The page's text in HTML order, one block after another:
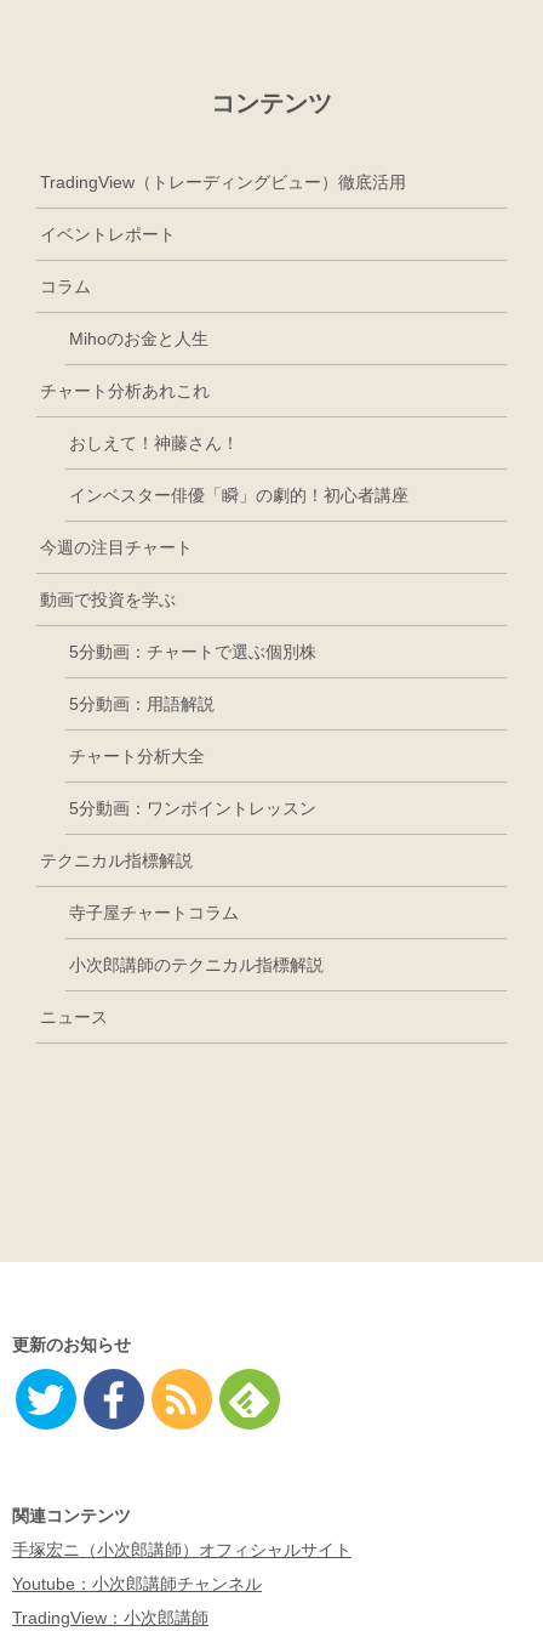
コンテンツ
TradingView（トレーディングビュー）徹底活用
イベントレポート
コラム
Mihoのお金と人生
チャート分析あれこれ
おしえて！神藤さん！
インベスター俳優「瞬」の劇的！初心者講座
今週の注目チャート
動画で投資を学ぶ
5分動画：チャートで選ぶ個別株
5分動画：用語解説
チャート分析大全
5分動画：ワンポイントレッスン
テクニカル指標解説
寺子屋チャートコラム
小次郎講師のテクニカル指標解説
ニュース
更新のお知らせ
関連コンテンツ
手塚宏ニ（小次郎講師）オフィシャルサイト
Youtube：小次郎講師チャンネル
TradingView：小次郎講師